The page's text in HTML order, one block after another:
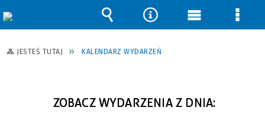
JESTEŚ TUTAJ KALENDARZ WYDARZEŃ
ZOBACZ WYDARZENIA Z DNIA:
Wyszukiwarka
Narzędzia
Menu Menu